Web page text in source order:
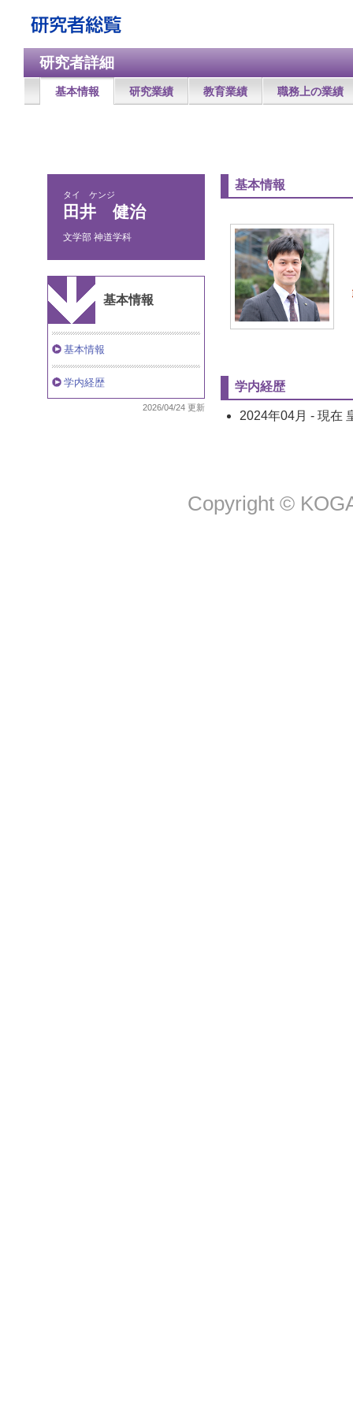
研究者詳細
基本情報 研究業績 教育業績 職務上の業績
タイ ケンジ
田井 健治
文学部 神道学科
基本情報
基本情報
学内経歴
2026/04/24 更新
基本情報
学内経歴
2024年04月 - 現在
Copyright ©